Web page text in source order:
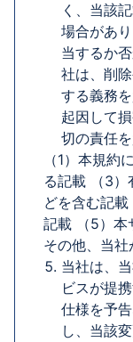
く、当該
場合があ
当するか
社は、削
する義務
起因して
切の責任を
（1）本規
る記載 （3）
どを含む記
記載 （5）本
その他、当社
当社は、
ビスが提
仕様を予
し、当該